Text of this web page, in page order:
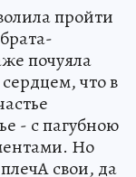
пройти
почуяла
что в
- с пагубною
Но
свои, да